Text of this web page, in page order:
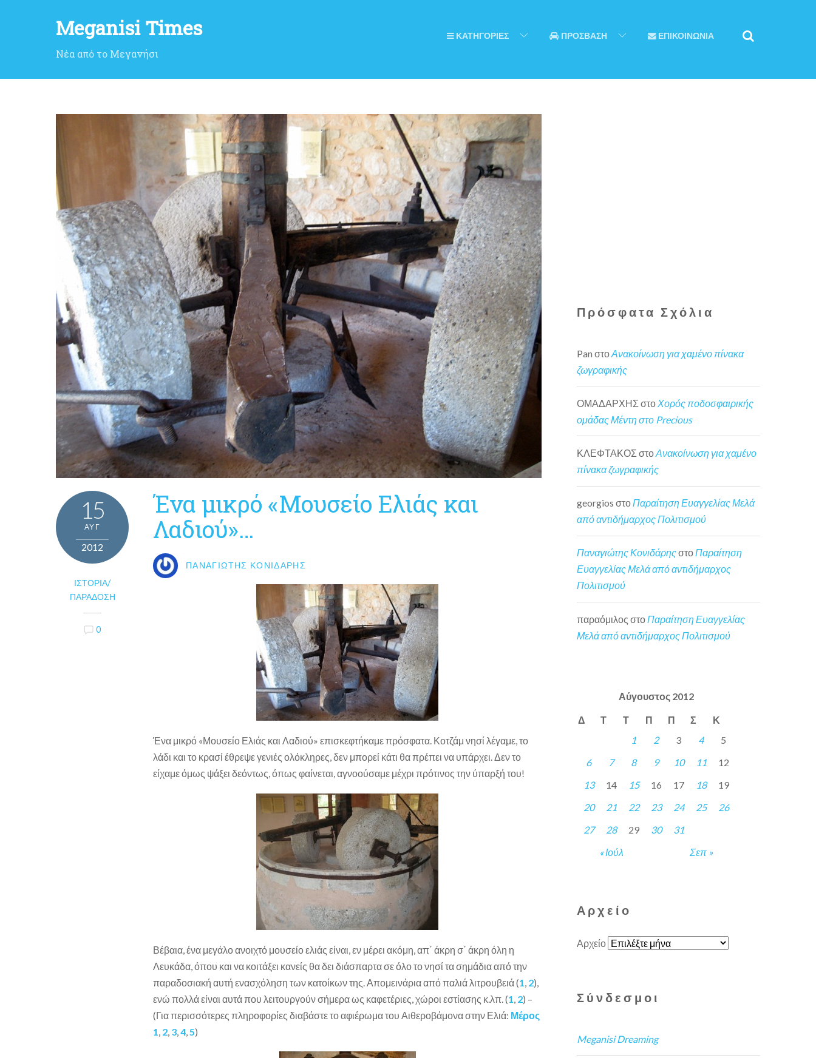
Meganisi Times
Νέα από το Μεγανήσι
ΚΑΤΗΓΟΡΙΕΣ ΠΡΟΣΒΑΣΗ ΕΠΙΚΟΙΝΩΝΙΑ
15
ΑΥΓ
2012
ΙΣΤΟΡΊΑ/
ΠΑΡΆΔΟΣΗ
0
Ένα μικρό «Μουσείο Ελιάς και
Λαδιού»…
ΠΑΝΑΓΙΏΤΗΣ ΚΟΝΙΔΆΡΗΣ
Ένα μικρό «Μουσείο Ελιάς και Λαδιού» επισκεφτήκαμε πρόσφατα. Κοτζάμ νησί λέγαμε, το
λάδι και το κρασί έθρεψε γενιές ολόκληρες, δεν μπορεί κάτι θα πρέπει να υπάρχει. Δεν το
είχαμε όμως ψάξει δεόντως, όπως φαίνεται, αγνοούσαμε μέχρι πρότινος την ύπαρξή του!
Βέβαια, ένα μεγάλο ανοιχτό μουσείο ελιάς είναι, εν μέρει ακόμη, απ΄ άκρη σ΄ άκρη όλη η
Λευκάδα, όπου και να κοιτάξει κανείς θα δει διάσπαρτα σε όλο το νησί τα σημάδια από την
παραδοσιακή αυτή ενασχόληση των κατοίκων της. Απομεινάρια από παλιά λιτρουβειά (1, 2),
ενώ πολλά είναι αυτά που λειτουργούν σήμερα ως καφετέριες, χώροι εστίασης κ.λπ. (1, 2) –
(Για περισσότερες πληροφορίες διαβάστε το αφιέρωμα του Αιθεροβάμονα στην Ελιά: Μέρος
1, 2, 3,4,5)
Πρόσφατα Σχόλια
Pan στοΑνακοίνωση για χαμένο πίνακα
ζωγραφικής
ΟΜΑΔΑΡΧΗΣ στο Χορός ποδοσφαιρικής
ομάδας Μέντη στο Precious
ΚΛΕΦΤΑΚΟΣ στοΑνακοίνωση για χαμένο
πίνακα ζωγραφικής
georgios στοΠαραίτηση Ευαγγελίας Μελά
από αντιδήμαρχος Πολιτισμού
Παναγιώτης ΚονιδάρηςστοΠαραίτηση
Ευαγγελίας Μελά από αντιδήμαρχος
Πολιτισμού
παραόμιλος στο Παραίτηση Ευαγγελίας
Μελά από αντιδήμαρχος Πολιτισμού
Αύγουστος 2012
Δ Τ Τ Π Π Σ Κ
« Ιούλ Σεπ »
1 2 3 4
5
6
7 8 9 10 11
12
13
14 15 16 17 18
19
20
21 22 23 24 25
26
27
28 29 30 31
Αρχείο
Αρχείο
Σύνδεσμοι
Meganisi Dreaming